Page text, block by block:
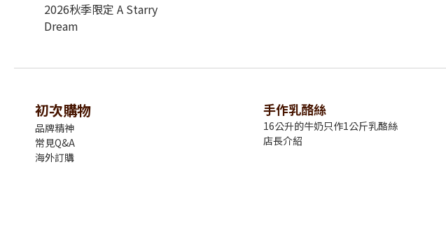
2026秋季限定 A Starry
Dream
初次購物
品牌精神
常見Q&A
海外訂購
手作乳酪絲
16公升的牛奶只作1公斤乳酪絲
店長介紹